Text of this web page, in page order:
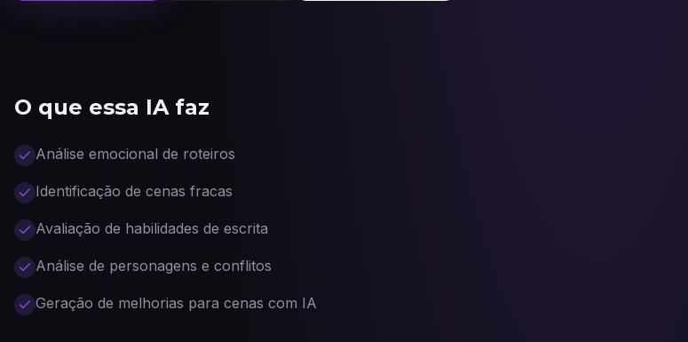
O que essa IA faz
Análise emocional de roteiros
Identificação de cenas fracas
Avaliação de habilidades de escrita
Análise de personagens e conflitos
Geração de melhorias para cenas com IA